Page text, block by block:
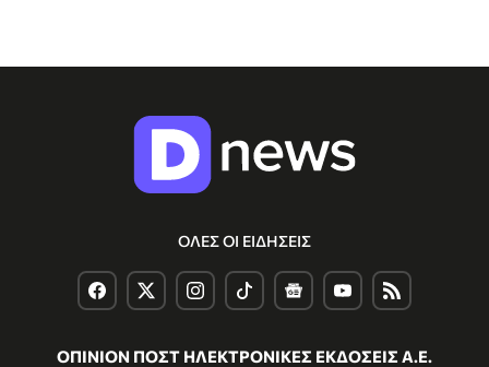
ΟΛΕΣ ΟΙ ΕΙΔΗΣΕΙΣ
ΟΠΙΝΙΟΝ ΠΟΣΤ ΗΛΕΚΤΡΟΝΙΚΕΣ ΕΚΔΟΣΕΙΣ Α.Ε.